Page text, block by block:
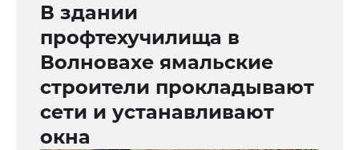
В здании
профтехучилища в
Волновахе ямальские
строители прокладывают
сети и устанавливают
окна